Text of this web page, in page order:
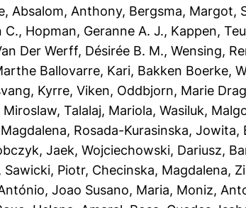
, Absalom, Anthony, Bergsma, Margot,
C., Hopman, Geranne A. J., Kappen,
Der Werff, Désirée B. M.,Wensing,
Ballovarre, Kari, Bakken Boerke,
Kyrre,Viken, Oddbjorn, Marie
,Talalaj, Mariola,Wasiluk,
, Rosada-Kurasinska, Jowita,
Jaek,Wojciechowski, Dariusz,
, Sawicki, Piotr, Checinska, Magdalena,
,Joao Susano, Maria, Moniz,